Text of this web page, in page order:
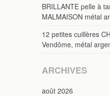
BRILLANTE pelle à
MALMAISON métal
12 petites cuillères
Vendôme, métal
ARCHIVES
août 2026